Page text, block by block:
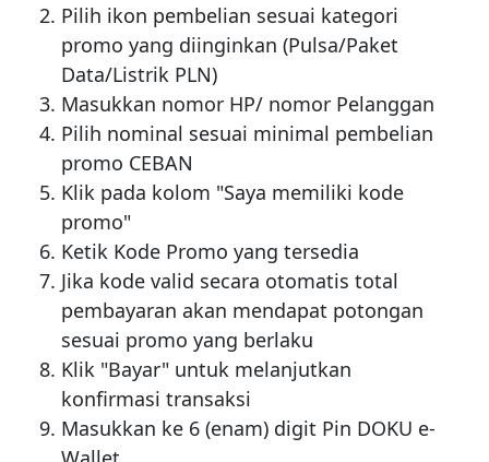
Pilih ikon pembelian sesuai kategori
promo yang diinginkan (Pulsa/Paket
Data/Listrik PLN)
Masukkan nomor HP/ nomor Pelanggan
Pilih nominal sesuai minimal pembelian
promo CEBAN
Klik pada kolom "Saya memiliki kode
promo"
Ketik Kode Promo yang tersedia
Jika kode valid secara otomatis total
pembayaran akan mendapat potongan
sesuai promo yang berlaku
Klik "Bayar" untuk melanjutkan
konfirmasi transaksi
Masukkan ke 6 (enam) digit Pin DOKU e-